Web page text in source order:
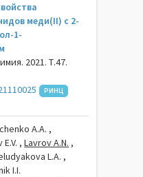
меди(II) с 2-
1-
2021. Т.47.
РИНЦ
А.А. ,
E.V. ,Lavrov A.N. ,
L.A. ,
I.I.